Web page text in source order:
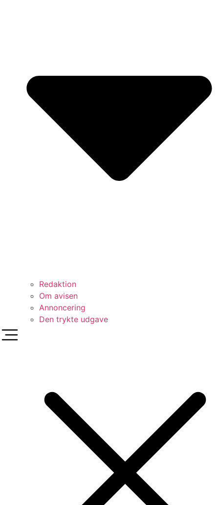
Redaktion
Om avisen
Annoncering
Den trykte udgave